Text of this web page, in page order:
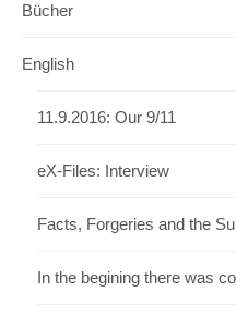
Bücher
English
11.9.2016: Our 9/11
eX-Files: Interview
Facts, Forgeries and the
In the begining there was